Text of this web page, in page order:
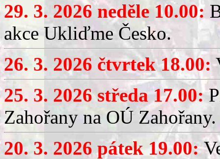
29. 3. 2026 neděle 10.00:
akce Ukliďme Česko.
26. 3. 2026 čtvrtek 18.00:
25. 3. 2026 středa 17.00:
Zahořany na OÚ Zahořany.
20. 3. 2026 pátek 19.00: